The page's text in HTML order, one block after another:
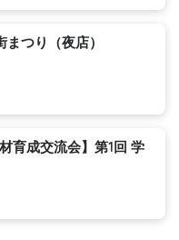
つり（夜店）
育成交流会】第1回 学